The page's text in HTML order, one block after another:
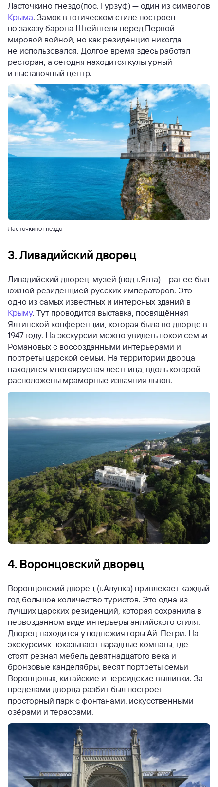
Ласточкино гнездо(пос. Гурзуф) — один из символов
Крыма. Замок в готическом стиле построен
по заказу барона Штейнгеля перед Первой
мировой войной, но как резиденция никогда
не использовался. Долгое время здесь работал
ресторан, а сегодня находится культурный
и выставочный центр.
Ласточкино гнездо
3. Ливадийский дворец
Ливадийский дворец-музей (под г.Ялта) – ранее был
южной резиденцией русских императоров. Это
одно из самых известных и интерсных зданий в
Крыму. Тут проводится выставка, посвящённая
Ялтинской конференции, которая была во дворце в
1947 году. На экскурсии можно увидеть покои семьи
Романовых с воссозданными интерьерами и
портреты царской семьи. На территории дворца
находится многоярусная лестница, вдоль которой
расположены мраморные изваяния львов.
4. Воронцовский дворец
Воронцовский дворец (г.Алупка) привлекает каждый
год большое количество туристов. Это одна из
лучших царских резиденций, которая сохранила в
первозданном виде интерьеры анлийского стиля.
Дворец находится у подножия горы Ай-Петри. На
экскурсиях показывают парадные комнаты, где
стоят резная мебель девятнадцатого века и
бронзовые канделябры, весят портреты семьи
Воронцовых, китайские и персидские вышивки. За
пределами дворца разбит был построен
просторный парк с фонтанами, искусственными
озёрами и терассами.